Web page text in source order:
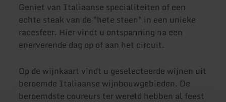
Geniet van Italiaanse specialiteiten of een
echte steak van de "hete steen" in een unieke
racesfeer. Hier vindt u ontspanning na een
enerverende dag op of aan het circuit.
Op de wijnkaart vindt u geselecteerde wijnen uit
beroemde Italiaanse wijnbouwgebieden. De
beroemdste coureurs ter wereld hebben al feest